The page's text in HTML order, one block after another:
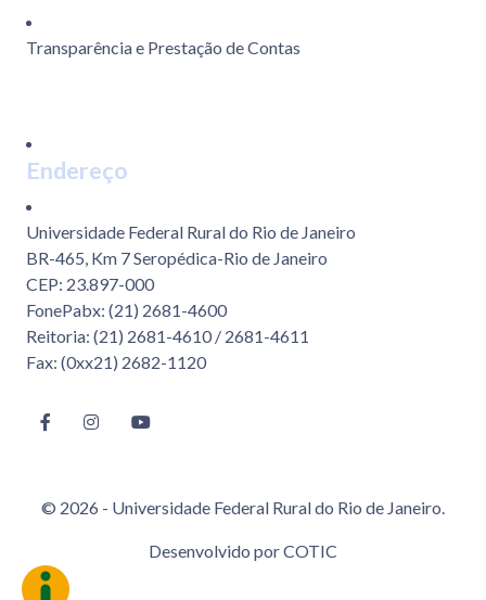
Transparência e Prestação de Contas
Endereço
Universidade Federal Rural do Rio de Janeiro
BR-465, Km 7 Seropédica-Rio de Janeiro
CEP: 23.897-000
FonePabx: (21) 2681-4600
Reitoria: (21) 2681-4610 / 2681-4611
Fax: (0xx21) 2682-1120
© 2026 - Universidade Federal Rural do Rio de Janeiro.
Desenvolvido porCOTIC